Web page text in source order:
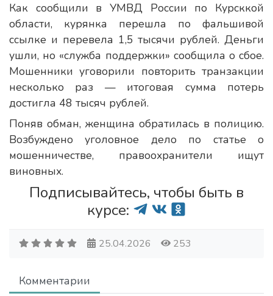
Как сообщили в УМВД России по Курсккой
области, курянка перешла по фальшивой
ссылке и перевела 1,5 тысячи рублей. Деньги
ушли, но «служба поддержки» сообщила о сбое.
Мошенники уговорили повторить транзакции
несколько раз — итоговая сумма потерь
достигла 48 тысяч рублей.
Поняв обман, женщина обратилась в полицию.
Возбуждено уголовное дело по статье о
мошенничестве, правоохранители ищут
виновных.
Подписывайтесь, чтобы быть в
курсе:
25.04.2026 253
Комментарии